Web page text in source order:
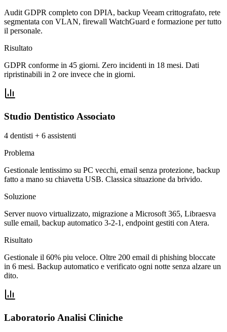
Audit GDPR completo con DPIA, backup Veeam crittografato, rete
segmentata con VLAN, firewall WatchGuard e formazione per tutto
il personale.
Risultato
GDPR conforme in 45 giorni. Zero incidenti in 18 mesi. Dati
ripristinabili in 2 ore invece che in giorni.
Studio Dentistico Associato
4 dentisti + 6 assistenti
Problema
Gestionale lentissimo su PC vecchi, email senza protezione, backup
fatto a mano su chiavetta USB. Classica situazione da brivido.
Soluzione
Server nuovo virtualizzato, migrazione a Microsoft 365, Libraesva
sulle email, backup automatico 3-2-1, endpoint gestiti con Atera.
Risultato
Gestionale il 60% piu veloce. Oltre 200 email di phishing bloccate
in 6 mesi. Backup automatico e verificato ogni notte senza alzare un
dito.
Laboratorio Analisi Cliniche